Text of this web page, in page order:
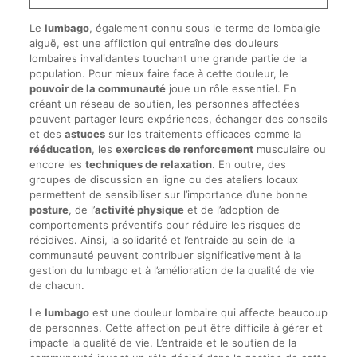
Le lumbago, également connu sous le terme de lombalgie
aiguë, est une affliction qui entraîne des douleurs
lombaires invalidantes touchant une grande partie de la
population. Pour mieux faire face à cette douleur, le
pouvoir de la communautéjoue un rôle essentiel. En
créant un réseau de soutien, les personnes affectées
peuvent partager leurs expériences, échanger des conseils
et des astucessur les traitements efficaces comme la
rééducation, les exercices de renforcementmusculaire ou
encore les techniques de relaxation. En outre, des
groupes de discussion en ligne ou des ateliers locaux
permettent de sensibiliser sur l’importance d’une bonne
posture, de l’activité physiqueet de l’adoption de
comportements préventifs pour réduire les risques de
récidives. Ainsi, la solidarité et l’entraide au sein de la
communauté peuvent contribuer significativement à la
gestion du lumbago et à l’amélioration de la qualité de vie
de chacun.
Le lumbagoest une douleur lombaire qui affecte beaucoup
de personnes. Cette affection peut être difficile à gérer et
impacte la qualité de vie. L’entraide et le soutien de la